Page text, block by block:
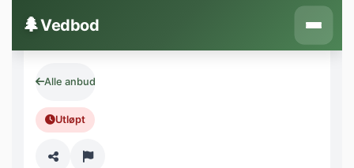
🌲Vedbod
Alle anbud
Utløpt